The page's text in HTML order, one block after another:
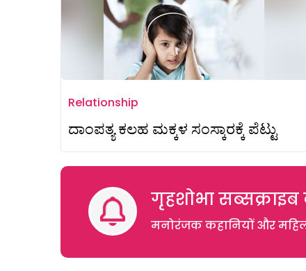
Relationship
ದಾಂಪತ್ಯ ಕಲಹ ಮಕ್ಕಳ ಸಂಸ್ಕಾರಕ್ಕೆ ಪೆಟ್ಟು
गृहशोभा
मनोरंजक कहानियों और